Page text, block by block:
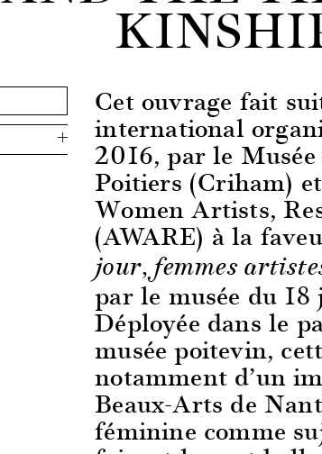
Cet ouvrage fait
international
2016, par le
Poitiers (Criham)
Women Artists,
(AWARE) à la
jour, femmes
par le musée du
Déployée dans le
musée poitevin,
notamment d’un
Beaux-Arts de
féminine comme